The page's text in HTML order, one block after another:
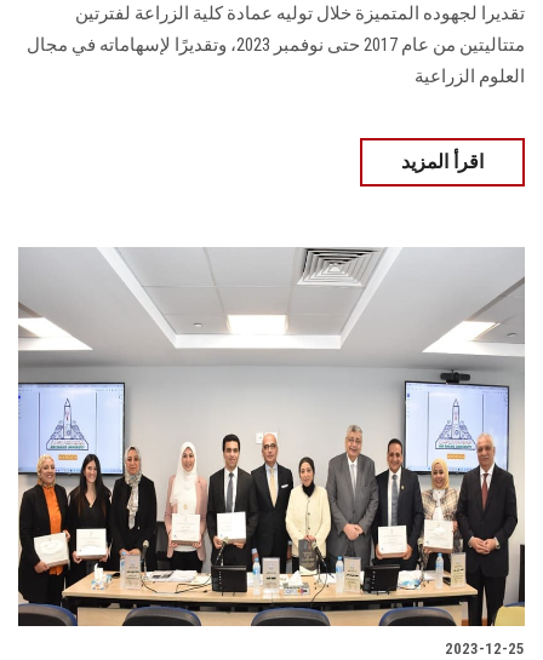
تقديرا لجهوده المتميزة خلال توليه عمادة كلية الزراعة لفترتين
‏متتاليتين من عام 2017 حتى نوفمبر 2023، وتقديرًا لإسهاماته في مجال
العلوم ‏الزراعية
اقرأ المزيد
2023-12-25